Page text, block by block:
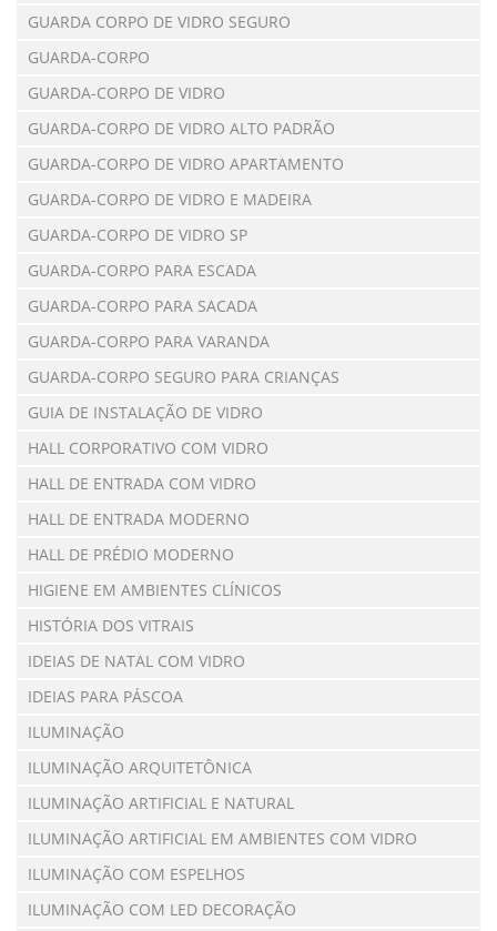
GUARDA CORPO DE VIDRO SEGURO
GUARDA-CORPO
GUARDA-CORPO DE VIDRO
GUARDA-CORPO DE VIDRO ALTO PADRÃO
GUARDA-CORPO DE VIDRO APARTAMENTO
GUARDA-CORPO DE VIDRO E MADEIRA
GUARDA-CORPO DE VIDRO SP
GUARDA-CORPO PARA ESCADA
GUARDA-CORPO PARA SACADA
GUARDA-CORPO PARA VARANDA
GUARDA-CORPO SEGURO PARA CRIANÇAS
GUIA DE INSTALAÇÃO DE VIDRO
HALL CORPORATIVO COM VIDRO
HALL DE ENTRADA COM VIDRO
HALL DE ENTRADA MODERNO
HALL DE PRÉDIO MODERNO
HIGIENE EM AMBIENTES CLÍNICOS
HISTÓRIA DOS VITRAIS
IDEIAS DE NATAL COM VIDRO
IDEIAS PARA PÁSCOA
ILUMINAÇÃO
ILUMINAÇÃO ARQUITETÔNICA
ILUMINAÇÃO ARTIFICIAL E NATURAL
ILUMINAÇÃO ARTIFICIAL EM AMBIENTES COM VIDRO
ILUMINAÇÃO COM ESPELHOS
ILUMINAÇÃO COM LED DECORAÇÃO